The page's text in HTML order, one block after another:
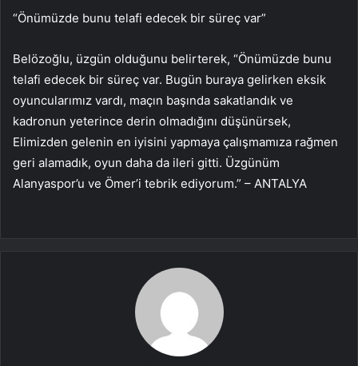
“Önümüzde bunu telafi edecek bir süreç var”
Belözoğlu, üzgün olduğunu belirterek, “Önümüzde bunu
telafi edecek bir süreç var. Bugün buraya gelirken eksik
oyuncularımız vardı, maçın başında sakatlandık ve
kadronun yeterince derin olmadığını düşünürsek,
Elimizden gelenin en iyisini yapmaya çalışmamıza rağmen
geri alamadık, oyun daha da ileri gitti. Üzgünüm
Alanyaspor’u ve Ömer’i tebrik ediyorum.” – ANTALYA